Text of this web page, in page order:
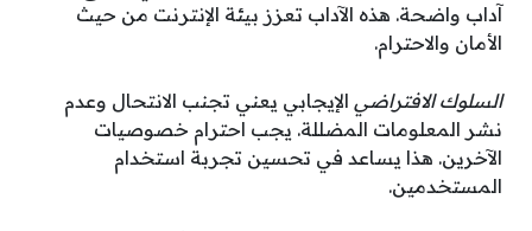
آداب واضحة. هذه الآداب تعزز بيئة الإنترنت من حيث
الأمان والاحترام.
السلوك الافتراضي الإيجابي يعني تجنب الانتحال وعدم
نشر المعلومات المضللة. يجب احترام خصوصيات
الآخرين. هذا يساعد في تحسين تجربة استخدام
المستخدمين.